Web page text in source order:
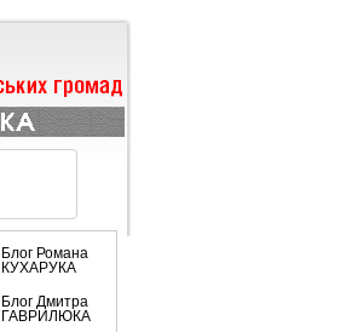
Блог Романа
КУХАРУКА
Блог Дмитра
ГАВРИЛЮКА